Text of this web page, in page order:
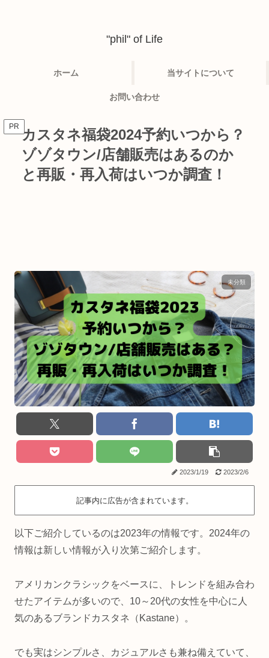
"phil" of Life
ホーム 当サイトについて
お問い合わせ
PR カスタネ福袋2024予約いつから？
ゾゾタウン/店舗販売はあるのか
と再販・再入荷はいつか調査！
未分類
2023/1/19 2023/2/6
記事内に広告が含まれています。
以下ご紹介しているのは2023年の情報です。2024年の
情報は新しい情報が入り次第ご紹介します。
アメリカンクラシックをベースに、トレンドを組み合わ
せたアイテムが多いので、10～20代の女性を中心に人
気のあるブランドカスタネ（Kastane）。
でも実はシンプルさ、カジュアルさも兼ね備えていて、